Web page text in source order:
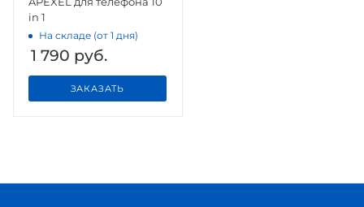
in 1
На складе (от 1 дня)
1 790 руб.
ЗАКАЗАТЬ